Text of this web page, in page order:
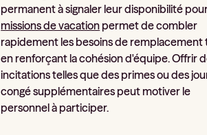
permanent à signaler leur disponibilité
missions de vacation permet de combler
rapidement les besoins de remplacement
en renforçant la cohésion d'équipe. Offrir
incitations telles que des primes ou des
congé supplémentaires peut motiver le
personnel à participer.